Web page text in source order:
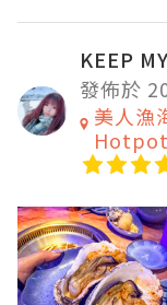
KEEP
發佈於
美人漁